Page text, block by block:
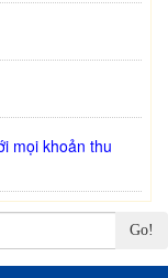
mọi khoản thu
Go!